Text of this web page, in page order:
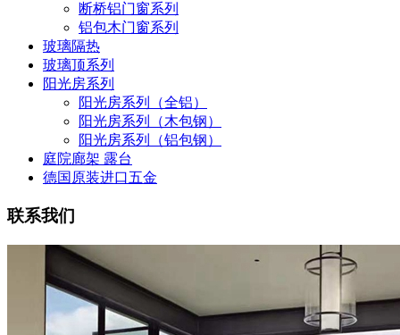
断桥铝门窗系列
铝包木门窗系列
玻璃隔热
玻璃顶系列
阳光房系列
阳光房系列（全铝）
阳光房系列（木包钢）
阳光房系列（铝包钢）
庭院廊架 露台
德国原装进口五金
联系我们